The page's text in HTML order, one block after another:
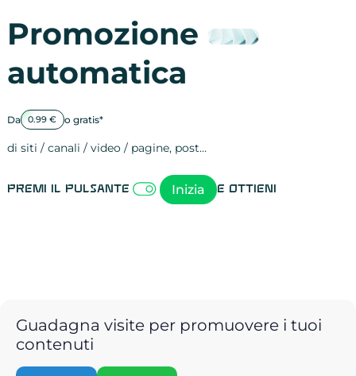
Promozione
automatica
Da 0.99 € o gratis*
di siti / canali / video / pagine, post…
Premi il pulsante Inizia e ottieni
Guadagna visite per promuovere i tuoi
contenuti